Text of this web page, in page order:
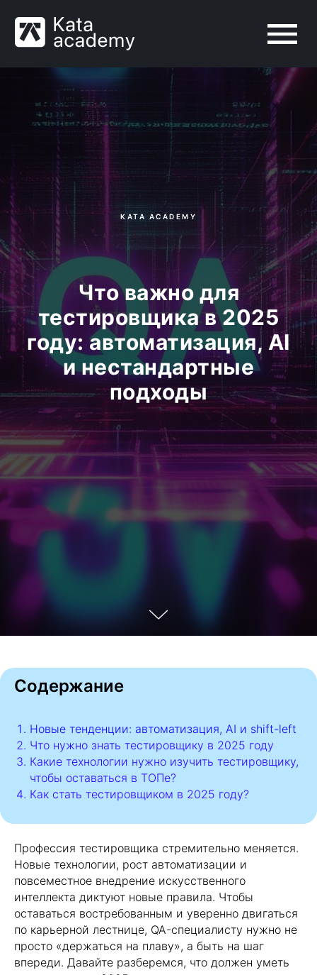
KATA ACADEMY
Что важно для
тестировщика в 2025
году: автоматизация, AI
и нестандартные
подходы
Содержание
Новые тенденции: автоматизация, AI и shift-left
Что нужно знать тестировщику в 2025 году
Какие технологии нужно изучить тестировщику,
чтобы оставаться в ТОПе?
Как стать тестировщиком в 2025 году?
Профессия тестировщика стремительно меняется.
Новые технологии, рост автоматизации и
повсеместное внедрение искусственного
интеллекта диктуют новые правила. Чтобы
оставаться востребованным и уверенно двигаться
по карьерной лестнице, QA-специалисту нужно не
просто «держаться на плаву», а быть на шаг
впереди. Давайте разберемся, что должен уметь